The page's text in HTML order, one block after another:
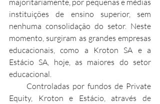
instituições de ensino superior, sem
nenhuma consolidação do setor. Neste
momento, surgiram as grandes empresas
educacionais, como a Kroton SA e a
Estácio SA, hoje, as maiores do setor
educacional.
Equity, Kroton e Estácio, através de